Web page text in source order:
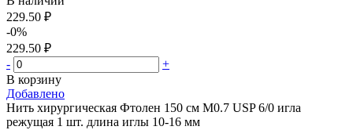
229.50 ₽
-0%
229.50 ₽
-
+
В корзину
Добавлено
Нить хирургическая Фтолен 150 см М0.7 USP 6/0 игла
режущая 1 шт. длина иглы 10-16 мм